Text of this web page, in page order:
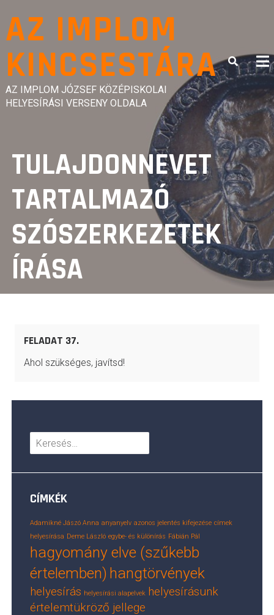
content
AZ IMPLOM
KINCSESTÁRA
AZ IMPLOM JÓZSEF KÖZÉPISKOLAI
HELYESÍRÁSI VERSENY OLDALA
TULAJDONNEVET
TARTALMAZÓ
SZÓSZERKEZETEK
ÍRÁSA
FELADAT 37.
Ahol szükséges, javítsd!
Keresés:
CÍMKÉK
Adamikné Jászó Anna anyanyelv azonos jelentés kifejezése címek
helyesírása Deme László egybe- és különírás Fábián Pál
hagyomány elve (szűkebb
értelemben) hangtörvények
helyesírás helyesírási alapelvek helyesírásunk
értelemtükröző jellege